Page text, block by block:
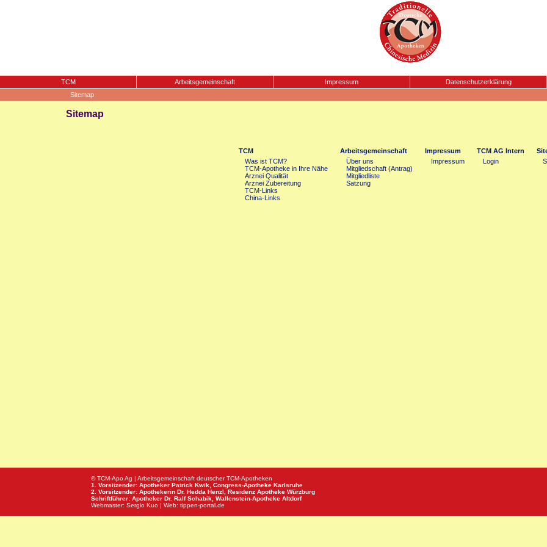
TCM Arbeitsgemeinschaft Impressum Datenschutzerklärung
Sitemap
Sitemap
TCM
Was ist TCM?
TCM-Apotheke in Ihre Nähe
Arznei Qualität
Arznei Zubereitung
TCM-Links
China-Links
Arbeitsgemeinschaft
Über uns
Mitgliedschaft (Antrag)
Mitgliedliste
Satzung
Impressum
Impressum
TCM AG Intern
Login
© TCM-Apo Ag | Arbeitsgemeinschaft deutscher TCM-Apotheken
1. Vorsitzender: Apotheker Patrick Kwik, Congress-Apotheke Karlsruhe
2. Vorsitzender: Apothekerin Dr. Hedda Henzl, Residenz Apotheke Würzburg
Schriftführer: Apotheker Dr. Ralf Schabik, Wallenstein-Apotheke Altdorf
Webmaster: Sergio Kuo | Web: tippen-portal.de